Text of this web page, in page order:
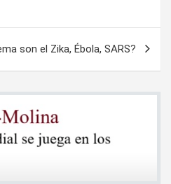
son el Zika, Ébola, SARS?